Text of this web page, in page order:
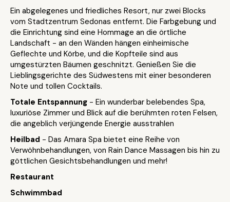
Ein abgelegenes und friedliches Resort, nur zwei Blocks
vom Stadtzentrum Sedonas entfernt. Die Farbgebung und
die Einrichtung sind eine Hommage an die örtliche
Landschaft - an den Wänden hängen einheimische
Geflechte und Körbe, und die Kopfteile sind aus
umgestürzten Bäumen geschnitzt. Genießen Sie die
Lieblingsgerichte des Südwestens mit einer besonderen
Note und tollen Cocktails.
Totale Entspannung - Ein wunderbar belebendes Spa,
luxuriöse Zimmer und Blick auf die berühmten roten Felsen,
die angeblich verjüngende Energie ausstrahlen
Heilbad - Das Amara Spa bietet eine Reihe von
Verwöhnbehandlungen, von Rain Dance Massagen bis hin zu
göttlichen Gesichtsbehandlungen und mehr!
Restaurant
Schwimmbad